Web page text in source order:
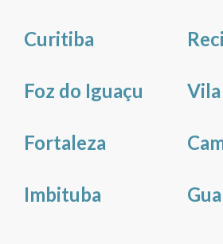
Curitiba
Foz do Iguaçu
Fortaleza
Imbituba